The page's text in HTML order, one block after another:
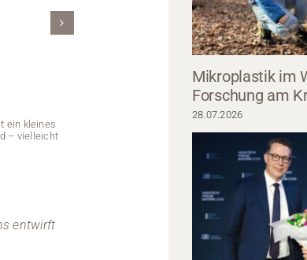
ein kleines
– vielleicht
Ein roter Zug gleitet entlang der
üppigem Grün. Mehrere Gleise sind sichtbar,
die Szene ein
entwirft
Mikroplastik im
Forschung am
28.07.2026